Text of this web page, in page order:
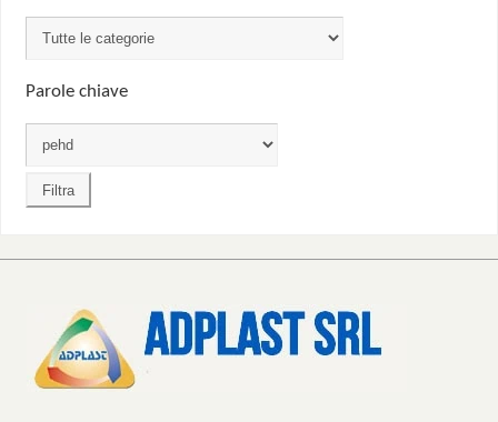
Parole chiave